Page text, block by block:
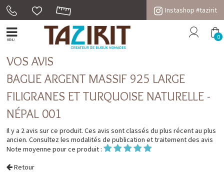
Instashop #tazirit
MENU 0
VOS AVIS
BAGUE ARGENT MASSIF 925 LARGE
FILIGRANES ET TURQUOISE NATURELLE -
NÉPAL 001
Il y a 2 avis sur ce produit. Ces avis sont classés du plus récent au plus
ancien. Consultez lesmodalités de publication et traitement des avis
Note moyenne pour ce produit :
Retour